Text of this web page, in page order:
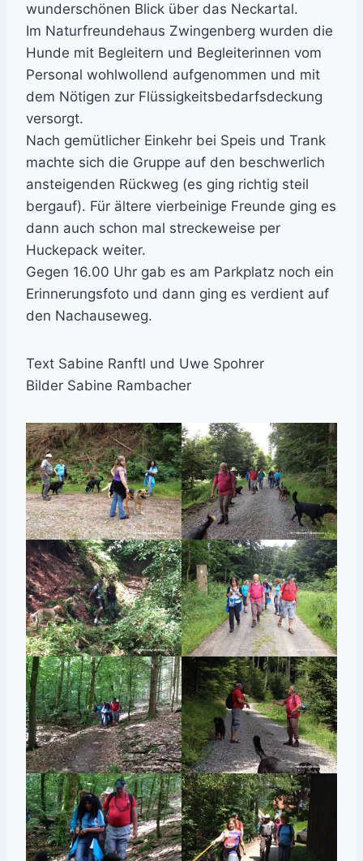
wunderschönen Blick über das Neckartal.
Im Naturfreundehaus Zwingenberg wurden die
Hunde mit Begleitern und Begleiterinnen vom
Personal wohlwollend aufgenommen und mit
dem Nötigen zur Flüssigkeitsbedarfsdeckung
versorgt.
Nach gemütlicher Einkehr bei Speis und Trank
machte sich die Gruppe auf den beschwerlich
ansteigenden Rückweg (es ging richtig steil
bergauf). Für ältere vierbeinige Freunde ging es
dann auch schon mal streckeweise per
Huckepack weiter.
Gegen 16.00 Uhr gab es am Parkplatz noch ein
Erinnerungsfoto und dann ging es verdient auf
den Nachauseweg.
Text Sabine Ranftl und Uwe Spohrer
Bilder Sabine Rambacher